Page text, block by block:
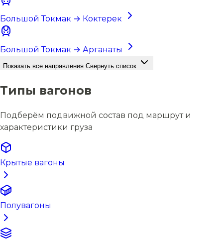
Большой Токмак → Коктерек
Большой Токмак → Арганаты
Показать все направления Свернуть список
Типы вагонов
Подберём подвижной состав под маршрут и
характеристики груза
Крытые вагоны
Полувагоны